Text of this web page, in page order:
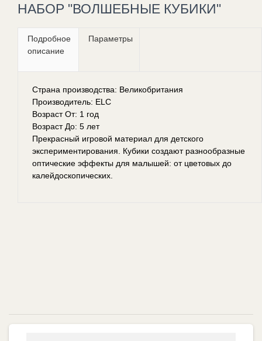
НАБОР "ВОЛШЕБНЫЕ КУБИКИ"
Подробное
описание
Параметры
Страна производства: Великобритания
Производитель: ELC
Возраст От: 1 год
Возраст До: 5 лет
Прекрасный игровой материал для детского
экспериментирования. Кубики создают разнообразные
оптические эффекты для малышей: от цветовых до
калейдоскопических.